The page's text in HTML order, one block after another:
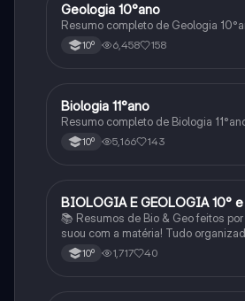
Biologia
Geologia 10°ano
Resumo completo de Geologia
10º 6,458 158
Biologia
Biologia 11°ano
Resumo completo de Biologia
10º 5,166 143
Biologia
BIOLOGIA E GEOLOGIA 10° e
📚 Resumos de Bio & Geo feitos
suou com a matéria! Tudo
clareza e cheio de esquemas que
perceber. Para estudar sem stress e
10º 1,717 40